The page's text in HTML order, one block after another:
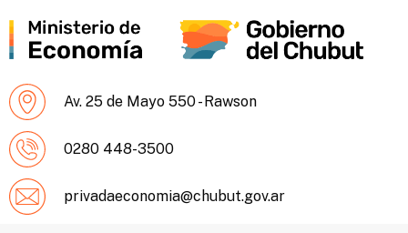
Av. 25 de Mayo 550 - Rawson
0280 448-3500
privadaeconomia@chubut.gov.ar